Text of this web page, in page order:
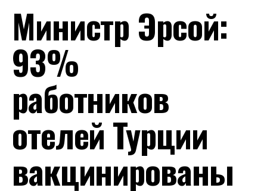
Министр Эрсой:
93%
работников
отелей Турции
вакцинированы